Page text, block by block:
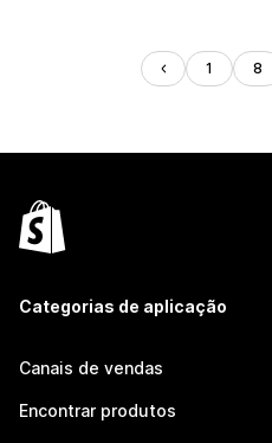
1 8
Categorias de aplicação
Canais de vendas
Encontrar produtos